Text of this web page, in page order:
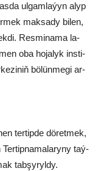
ul­gam­la­ýyn alyp
mak­sa­dy bi­len,
Res­mi­na­ma la­
oba ho­ja­lyk ins­ti­
bö­lün­me­gi ar­
ter­tip­de dö­ret­mek,
Ter­tip­na­ma­la­ry­ny taý­
tab­şy­ryl­dy.